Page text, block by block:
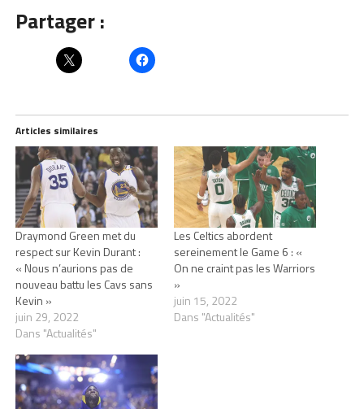
Partager :
Articles similaires
Draymond Green met du
respect sur Kevin Durant :
« Nous n’aurions pas de
nouveau battu les Cavs sans
Kevin »
juin 29, 2022
Dans "Actualités"
Les Celtics abordent
sereinement le Game 6 : «
On ne craint pas les Warriors
»
juin 15, 2022
Dans "Actualités"